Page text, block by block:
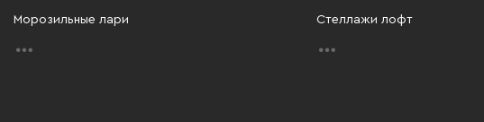
Морозильные лари Стеллажи лофт